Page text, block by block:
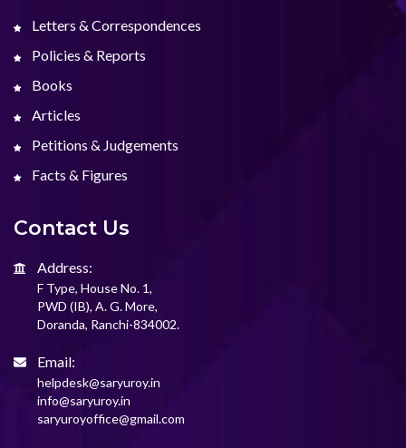
Letters & Correspondences
Policies & Reports
Books
Articles
Petitions & Judgements
Facts & Figures
Contact Us
Address:
F Type, House No. 1,
PWD (IB), A. G. More,
Doranda, Ranchi-834002.
Email:
helpdesk@saryuroy.in
info@saryuroy.in
saryuroyoffice@gmail.com